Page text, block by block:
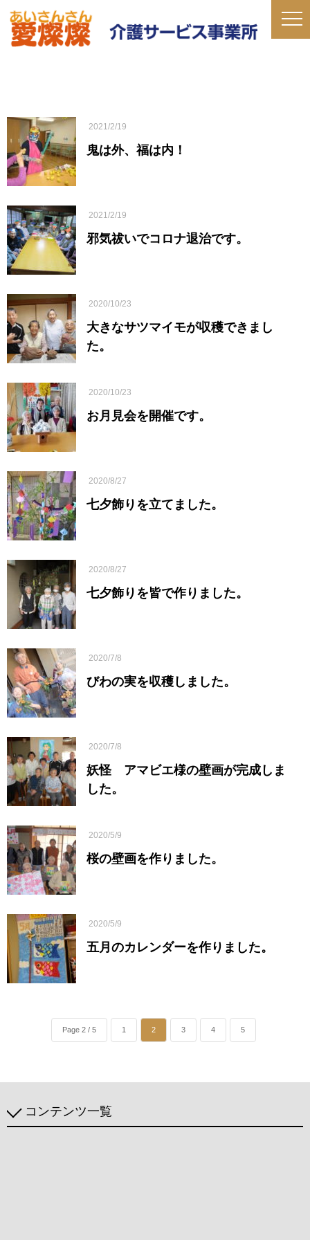
2021/2/19
鬼は外、福は内！
2021/2/19
邪気祓いでコロナ退治です。
2020/10/23
大きなサツマイモが収穫できまし
た。
2020/10/23
お月見会を開催です。
2020/8/27
七夕飾りを立てました。
2020/8/27
七夕飾りを皆で作りました。
2020/7/8
びわの実を収穫しました。
2020/7/8
妖怪 アマビエ様の壁画が完成しま
した。
2020/5/9
桜の壁画を作りました。
2020/5/9
五月のカレンダーを作りました。
Page 2 / 5 1 2 3 4 5
コンテンツ一覧